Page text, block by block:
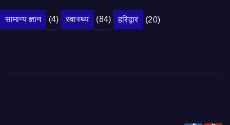
सामान्य ज्ञान (4) स्वास्थ्य (84) हरिद्वार (20)